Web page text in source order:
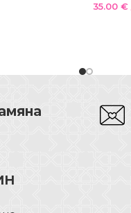
1.5
S Olive
35.00 €